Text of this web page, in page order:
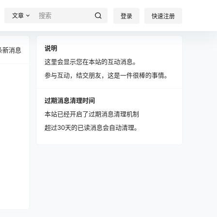
文章 登录 快速注册
新消息
说明
这里会显示您在本站的互动消息。
参与互动，结交朋友，这是一件很棒的事情。
过期消息清理时间
本站已经开启了过期消息清理机制
超过30天的已读消息会自动清理。